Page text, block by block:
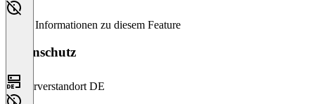
Keine Informationen zu diesem Feature
Datenschutz
Serverstandort DE